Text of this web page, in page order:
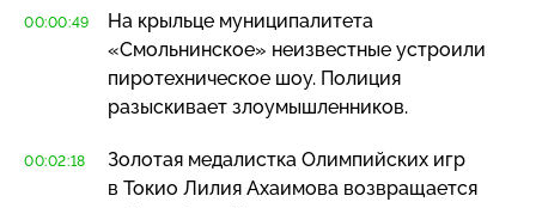
00:00:49
На крыльце муниципалитета
«Смольнинское» неизвестные устроили
пиротехническое шоу. Полиция
разыскивает злоумышленников.
00:02:18
Золотая медалистка Олимпийских игр
в Токио Лилия Ахаимова возвращается